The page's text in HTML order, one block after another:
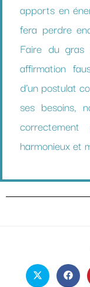
apports en
fera perdre
Faire du
affirmation
d’un postulat
ses besoins,
harmonieux et